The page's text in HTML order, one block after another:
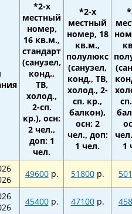
*2-х
местный
номер,
16 кв.м.,
стандарт
(санузел,
конд.,
ТВ,
холод.,
2-сп.
кр.), осн:
2 чел.,
доп: 1
чел.
*2-х
местный
номер, 18
кв.м.,
полулюкс
(санузел,
конд., ТВ,
холод., 2-
сп. кр.,
балкон),
осн: 2
чел., доп:
1 чел.
1
49600р. 51800р.
45400р. 47100р.